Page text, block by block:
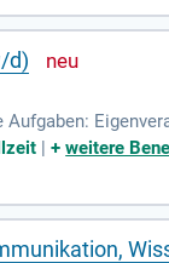
d)
und
|+weitere